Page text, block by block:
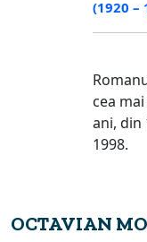
(1920 –
cea
ani, din
1998.
OCTAVIAN